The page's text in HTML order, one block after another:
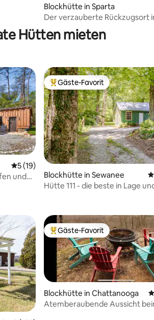
Blockhütte in Sparta
Der verzauberte Rückzugsort
Hütten mieten
Bewertungen
Durchschnittliche Bewertung: 5 von 5,
5 (19)
und
Beliebter Gäste-Favorit.
Gäste-Favorit
Blockhütte in Sewanee
Hütte 111 - die beste in Lage
Beliebter Gäste-Favorit.
Gäste-Favorit
Blockhütte in Chattanooga
Atemberaubende Aussicht